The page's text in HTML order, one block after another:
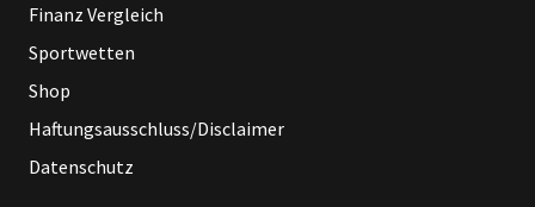
Finanz Vergleich
Sportwetten
Shop
Haftungsausschluss/Disclaimer
Datenschutz